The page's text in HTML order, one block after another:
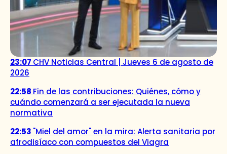
23:07 CHV Noticias Central | Jueves 6 de agosto de
2026
22:58 Fin de las contribuciones: Quiénes, cómo y
cuándo comenzará a ser ejecutada la nueva
normativa
22:53 "Miel del amor" en la mira: Alerta sanitaria por
afrodisíaco con compuestos del Viagra